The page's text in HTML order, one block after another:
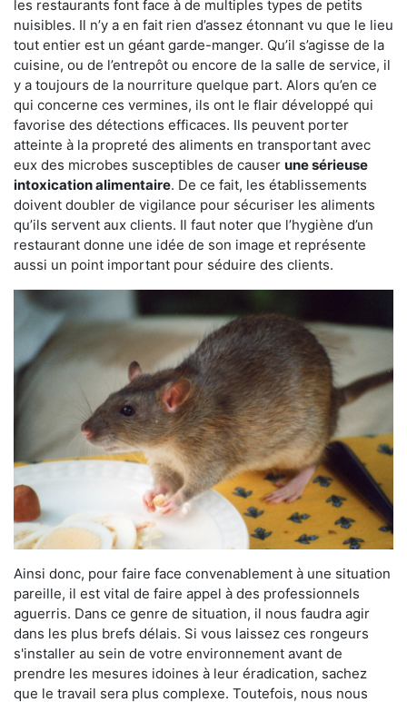
les restaurants font face à de multiples types de petits
nuisibles. Il n’y a en fait rien d’assez étonnant vu que le lieu
tout entier est un géant garde-manger. Qu’il s’agisse de la
cuisine, ou de l’entrepôt ou encore de la salle de service, il
y a toujours de la nourriture quelque part. Alors qu’en ce
qui concerne ces vermines, ils ont le flair développé qui
favorise des détections efficaces. Ils peuvent porter
atteinte à la propreté des aliments en transportant avec
eux des microbes susceptibles de causer une sérieuse
intoxication alimentaire. De ce fait, les établissements
doivent doubler de vigilance pour sécuriser les aliments
qu’ils servent aux clients. Il faut noter que l’hygiène d’un
restaurant donne une idée de son image et représente
aussi un point important pour séduire des clients.
Ainsi donc, pour faire face convenablement à une situation
pareille, il est vital de faire appel à des professionnels
aguerris. Dans ce genre de situation, il nous faudra agir
dans les plus brefs délais. Si vous laissez ces rongeurs
s'installer au sein de votre environnement avant de
prendre les mesures idoines à leur éradication, sachez
que le travail sera plus complexe. Toutefois, nous nous